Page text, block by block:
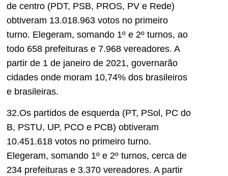
de centro (PDT, PSB, PROS, PV e Rede)
obtiveram 13.018.963 votos no primeiro
turno. Elegeram, somando 1º e 2º turnos, ao
todo 658 prefeituras e 7.968 vereadores. A
partir de 1 de janeiro de 2021, governarão
cidades onde moram 10,74% dos brasileiros
e brasileiras.
32.Os partidos de esquerda (PT, PSol, PC do
B, PSTU, UP, PCO e PCB) obtiveram
10.451.618 votos no primeiro turno.
Elegeram, somando 1º e 2º turnos, cerca de
234 prefeituras e 3.370 vereadores. A partir